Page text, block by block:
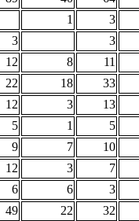
1
3
3
3
12 8
11
22 18
33
12 3
13
5 1
5
9 7
10
12 3
7
6 6
3
49 22
32